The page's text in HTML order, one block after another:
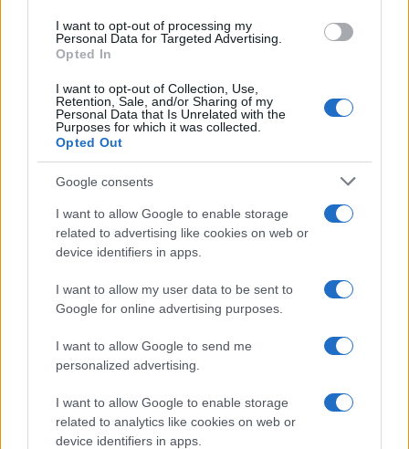
I want to opt-out of processing my
Personal Data for Targeted Advertising.
Opted In
I want to opt-out of Collection, Use,
Retention, Sale, and/or Sharing of my
Personal Data that Is Unrelated with the
Purposes for which it was collected.
Opted Out
Google consents
I want to allow Google to enable storage
related to advertising like cookies on web or
device identifiers in apps.
I want to allow my user data to be sent to
Google for online advertising purposes.
I want to allow Google to send me
personalized advertising.
I want to allow Google to enable storage
related to analytics like cookies on web or
device identifiers in apps.
NECROLOGIE
Mario Malu
I nostri cari
I nostri cari